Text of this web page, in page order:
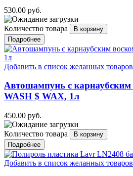
530.00 руб.
Количество товара
Подробнее
Добавить в список желанных товаров
Автошампунь с карнаубским
WASH $ WAX, 1л
450.00 руб.
Количество товара
Подробнее
Добавить в список желанных товаров